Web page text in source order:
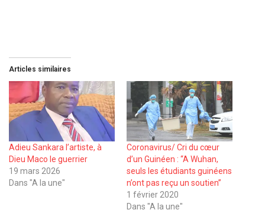
Articles similaires
Adieu Sankara l’artiste, à
Dieu Maco le guerrier
19 mars 2026
Dans "A la une"
Coronavirus/ Cri du cœur
d’un Guinéen : ‘‘A Wuhan,
seuls les étudiants guinéens
n’ont pas reçu un soutien’’
1 février 2020
Dans "A la une"